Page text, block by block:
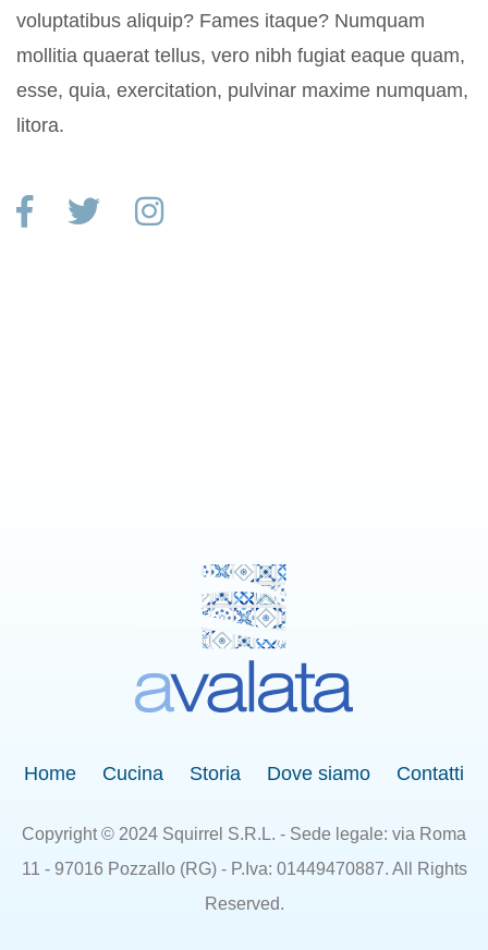
voluptatibus aliquip? Fames itaque? Numquam
mollitia quaerat tellus, vero nibh fugiat eaque quam,
esse, quia, exercitation, pulvinar maxime numquam,
litora.
Home Cucina Storia Dove siamo Contatti
Copyright © 2024 Squirrel S.R.L. - Sede legale: via Roma
11 - 97016 Pozzallo (RG) - P.Iva: 01449470887. All Rights
Reserved.